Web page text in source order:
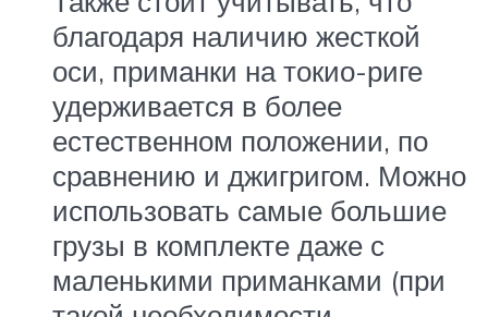
благодаря наличию жесткой
оси, приманки на токио-риге
удерживается в более
естественном положении, по
сравнению и джигригом. Можно
использовать самые большие
грузы в комплекте даже с
маленькими приманками (при